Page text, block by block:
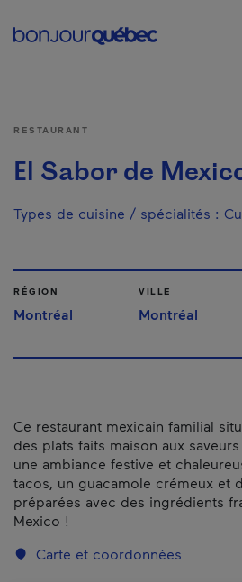
Main
RESTAURANT
El Sabor de
Types de cuisine / spécialités :
RÉGION
Montréal
VILLE
Montréal
Ce restaurant mexicain familial
des plats faits maison aux
une ambiance festive et
tacos, un guacamole crémeux et
préparées avec des ingrédients
Mexico !
Carte et coordonnées